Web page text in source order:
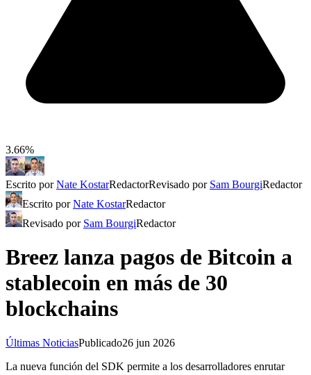
3.66%
Escrito porNate KostarRedactorRevisado por Sam BourgiRedactor
Escrito porNate KostarRedactor
Revisado por Sam BourgiRedactor
Breez lanza pagos de Bitcoin a
stablecoin en más de 30
blockchains
Últimas NoticiasPublicado26 jun 2026
La nueva función del SDK permite a los desarrolladores enrutar